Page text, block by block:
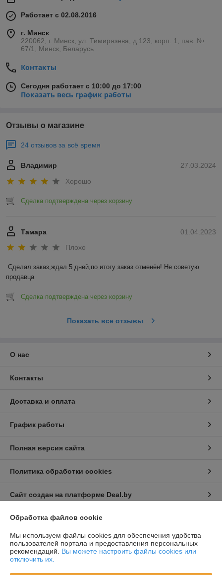
Работает с 02.08.2016
г. Минск
220062, г. Минск, ул. Тимирязева, д.123, корп. 1, пав. №
67/1, Минск, Беларусь
Контакты
Сегодня работает с 10:00 до 17:00
Показать весь график работы
Отзывы о магазине
24 отзывов за всё время
27.03.2024
Владимир
Хорошо
Сделка подтверждена через корзину
01.04.2023
Тамара
Плохо
Сделал заказ,ждал 5 дней,по итогу заказ отменён! Не советую
продавца
Сделка подтверждена через корзину
Показать все отзывы
О нас
Контакты
Доставка и оплата
График работы
Полная версия сайта
Политика обработки cookies
Сайт создан на платформе Deal.by
Юридическое лицо:Частное торговое унитарное предприятие
«Студия красок»
220062, г. Минск, ул. Тимирязева, д. 123, корп. 1, пав. 67/1
Регистрационный номер ЕГР: 191110293
Обработка файлов cookie
Мы используем файлы cookies для обеспечения удобства
пользователей портала и предоставления персональных
рекомендаций. Вы можете настроить файлы cookies или
отключить их.